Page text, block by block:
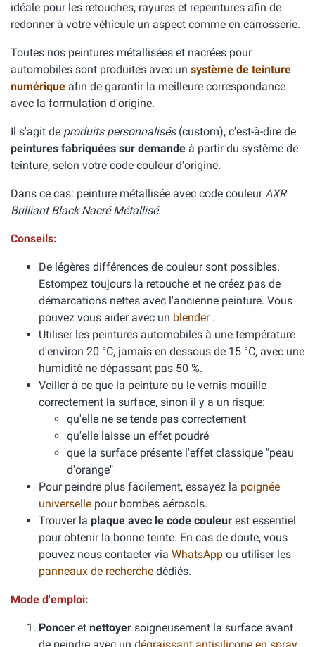
idéale pour les retouches, rayures et repeintures afin de
redonner à votre véhicule un aspect comme en carrosserie.
Toutes nos peintures métallisées et nacrées pour
automobiles sont produites avec un système de teinture
numérique afin de garantir la meilleure correspondance
avec la formulation d'origine.
Il s'agit de produits personnalisés(custom), c'est-à-dire de
peintures fabriquées sur demande à partir du système de
teinture, selon votre code couleur d'origine.
Dans ce cas: peinture métallisée avec code couleurAXR
Brilliant Black Nacré Métallisé.
Conseils:
De légères différences de couleur sont possibles.
Estompez toujours la retouche et ne créez pas de
démarcations nettes avec l'ancienne peinture. Vous
pouvez vous aider avec un blender .
Utiliser les peintures automobiles à une température
d'environ 20 °C, jamais en dessous de 15 °C, avec une
humidité ne dépassant pas 50 %.
Veiller à ce que la peinture ou le vernis mouille
correctement la surface, sinon il y a un risque:
qu'elle ne se tende pas correctement
qu'elle laisse un effet poudré
que la surface présente l'effet classique "peau
d'orange"
Pour peindre plus facilement, essayez la poignée
universelle pour bombes aérosols.
Trouver la plaque avec le code couleur est essentiel
pour obtenir la bonne teinte. En cas de doute, vous
pouvez nous contacter via WhatsApp ou utiliser les
panneaux de recherche dédiés.
Mode d'emploi:
Poncer et nettoyer soigneusement la surface avant